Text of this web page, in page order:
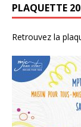
PLAQUETTE
Retrouvez la